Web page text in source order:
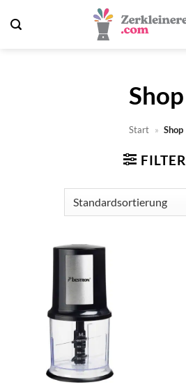
Inhalt
Shop
Start » Shop
FILTER